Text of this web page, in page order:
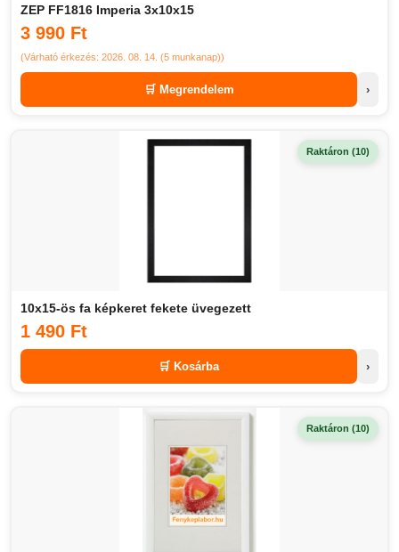
ZEP FF1816 Imperia 3x10x15
3 990 Ft
(Várható érkezés: 2026. 08. 14. (5 munkanap))
🛒 Megrendelem ›
Raktáron (10)
10x15-ös fa képkeret fekete üvegezett
1 490 Ft
🛒 Kosárba ›
Raktáron (10)